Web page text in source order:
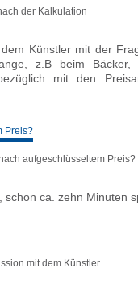
der Kalkulation
Künstler mit der
z.B beim
mit den
aufgeschlüsseltem Preis?
ca. zehn Minuten
mit dem Künstler